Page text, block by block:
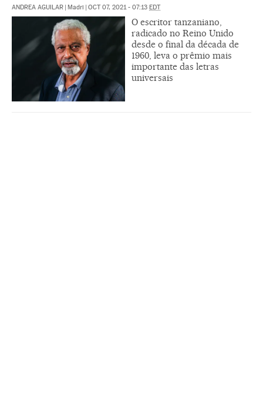
ANDREA AGUILAR Madri OCT 07, 2021 - 07:13 EDT
O escritor tanzaniano,
radicado no Reino Unido
desde o final da década de
1960, leva o prêmio mais
importante das letras
universais